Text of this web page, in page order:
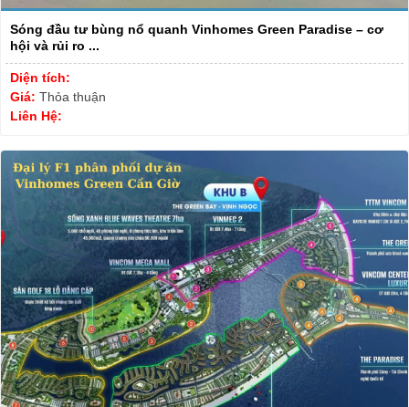
Sóng đầu tư bùng nổ quanh Vinhomes Green Paradise – cơ
hội và rủi ro ...
Diện tích:
Giá: Thỏa thuận
Liên Hệ: